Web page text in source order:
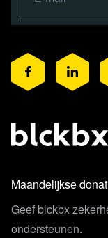
https://
De link naar het
over ivermectine
dan bijvoorbeeld
Een belangrijke
Maandelijkse
Geef blckbx
ondersteunen.